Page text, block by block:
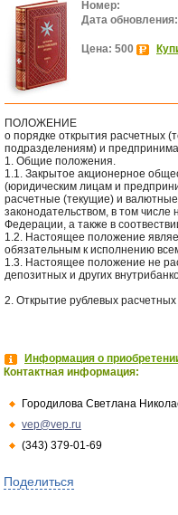
Номер:
Дата обновления:
Цена: 500
ПОЛОЖЕНИЕ
о порядке открытия расчетных
подразделениям) и
1. Общие положения.
1.1. Закрытое акционерное
(юридическим лицам и
расчетные (текущие) и
законодательством, в том
Федерации, а также в
1.2. Настоящее положение
обязательным к исполнению
1.3. Настоящее положение не
депозитных и других
2. Открытие рублевых
Информация о
Контактная информация:
Городилова Светлана
vep@vep.ru
(343) 379-01-69
Поделиться